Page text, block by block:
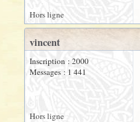
Hors ligne
vincent
Inscription : 2000
Messages : 1 441
Hors ligne